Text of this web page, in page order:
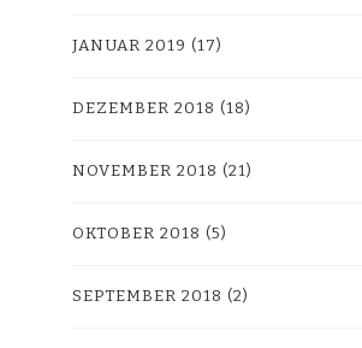
JANUAR 2019 (17)
DEZEMBER 2018 (18)
NOVEMBER 2018 (21)
OKTOBER 2018 (5)
SEPTEMBER 2018 (2)